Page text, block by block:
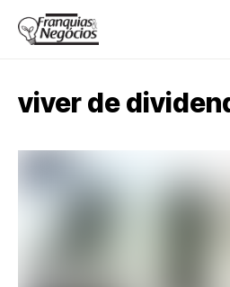
viver de